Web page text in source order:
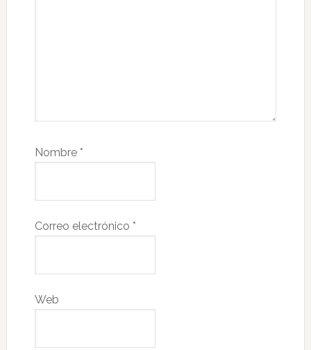
Nombre *
Correo electrónico *
Web